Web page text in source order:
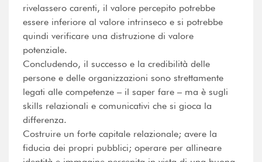
rivelassero carenti, il valore percepito potrebbe
essere inferiore al valore intrinseco e si potrebbe
quindi verificare una distruzione di valore
potenziale.
Concludendo, il successo e la credibilità delle
persone e delle organizzazioni sono strettamente
legati alle competenze – il saper fare – ma è sugli
skills relazionali e comunicativi che si gioca la
differenza.
Costruire un forte capitale relazionale; avere la
fiducia dei propri pubblici; operare per allineare